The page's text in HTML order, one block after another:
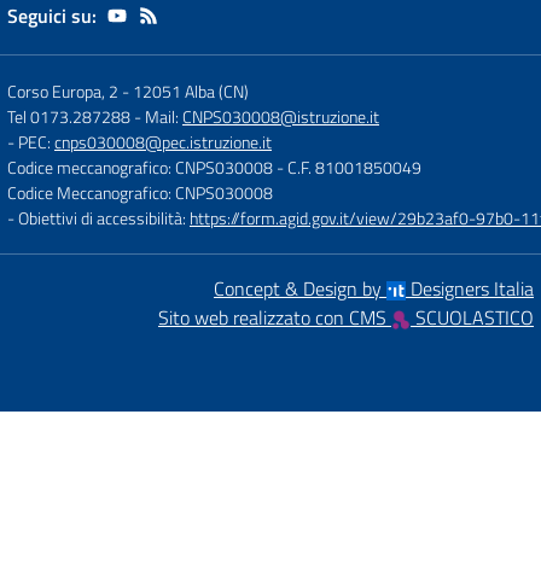
Seguici su:
Corso Europa, 2 -12051 Alba (CN)
Tel 0173.287288- Mail:CNPS030008@istruzione.it
- PEC:cnps030008@pec.istruzione.it
Codice meccanografico: CNPS030008- C.F. 81001850049
Codice Meccanografico: CNPS030008
- Obiettivi di accessibilità: https://form.agid.gov.it/view/29b23af0-97b0-
Concept & Design by
Designers Italia
Sito web realizzato con CMS
SCUOLASTICO